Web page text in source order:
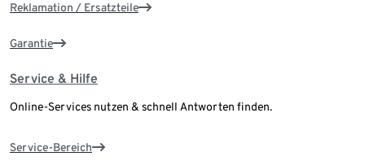
Reklamation / Ersatzteile
Garantie
Service & Hilfe
Online-Services nutzen & schnell Antworten finden.
Service-Bereich